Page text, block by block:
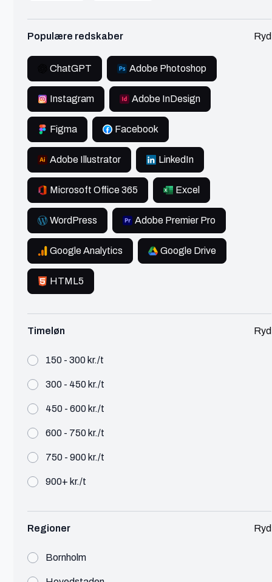
Populære redskaber Ryd
ChatGPT
Adobe Photoshop
Instagram
Adobe InDesign
Figma
Facebook
Adobe Illustrator
LinkedIn
Microsoft Office 365
Excel
WordPress
Adobe Premier Pro
Google Analytics
Google Drive
HTML5
Timeløn
Ryd
150 - 300 kr./t
300 - 450 kr./t
450 - 600 kr./t
600 - 750 kr./t
750 - 900 kr./t
900+ kr./t
Regioner
Ryd
Bornholm
Team Building
Spiludvikling
Lønadministration
Revision
Datakryptering
Computer Vision
Blockchain Udvikling
Sikkerhedsaudit
Fine-tuning
AR/VR Udvikling
SFX
AR/VR Design
Pentesting
Shopify Specialist
Selskabsret
Revisor
Regnskabschef
Personaleadministration
Rekrutteringskonsulent
Økonomichef
Økonomiassistent
Mødebookning
HR Manager
HR Konsulent
Juridisk Rådgivning og Support
HR Jura og Ansættelsesret
Employer Branding
Digital Annoncering
Controller
Compliance
Årsregnskab